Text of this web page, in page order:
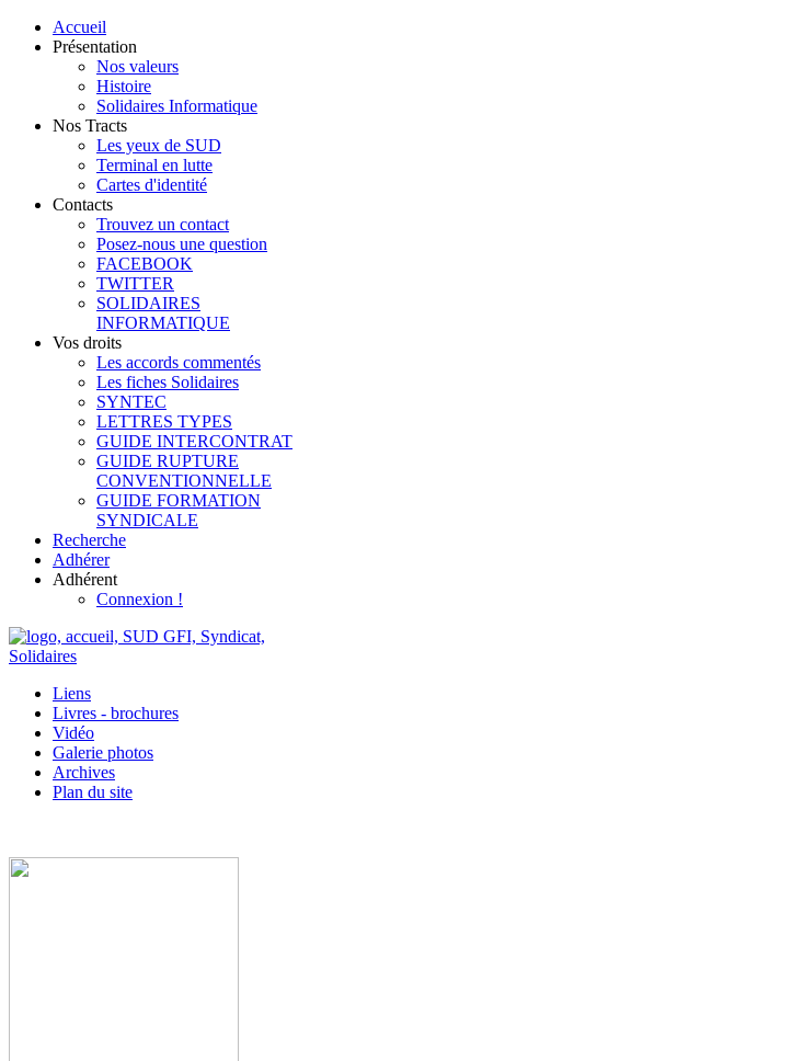
Accueil
Présentation
Nos valeurs
Histoire
Solidaires Informatique
Nos Tracts
Les yeux de SUD
Terminal en lutte
Cartes d'identité
Contacts
Trouvez un contact
Posez-nous une question
FACEBOOK
TWITTER
SOLIDAIRES
INFORMATIQUE
Vos droits
Les accords commentés
Les fiches Solidaires
SYNTEC
LETTRES TYPES
GUIDE INTERCONTRAT
GUIDE RUPTURE
CONVENTIONNELLE
GUIDE FORMATION
SYNDICALE
Recherche
Adhérer
Adhérent
Connexion !
Liens
Livres - brochures
Vidéo
Galerie photos
Archives
Plan du site